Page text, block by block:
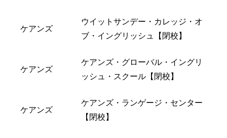
ケアンズ
ウイットサンデー・カレッジ・オ
ブ・イングリッシュ【閉校】
ケアンズ
ケアンズ・グローバル・イングリ
ッシュ・スクール【閉校】
ケアンズ
ケアンズ・ランゲージ・センター
【閉校】